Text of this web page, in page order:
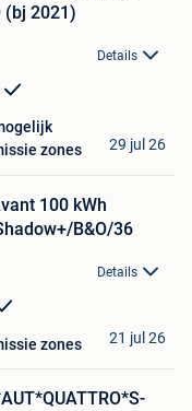
(bj 2021)
Details
zones
29 jul 26
100 kWh
B&O/36
Details
zones 21 jul 26